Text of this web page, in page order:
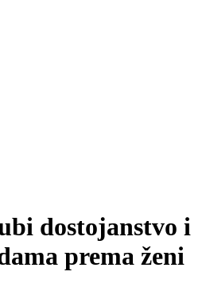
dostojanstvo i
prema ženi